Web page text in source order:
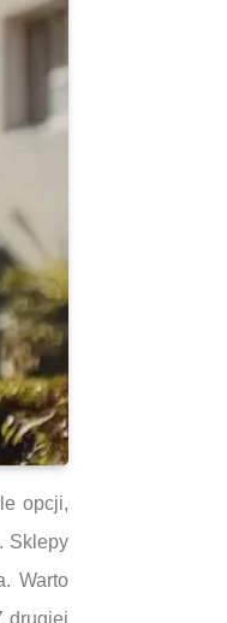
opcji,
Sklepy
Warto
drugiej